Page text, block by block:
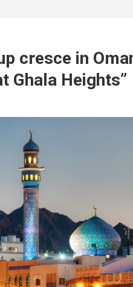
cresce in
Ghala Heights”